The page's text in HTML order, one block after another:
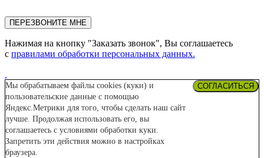
ПЕРЕЗВОНИТЕ МНЕ
Нажимая на кнопку "Заказать звонок", Вы соглашаетесь
с правилами обработки персональных данных.
Мы обрабатываем файлы cookies (куки) и
пользовательские данные с помощью
Яндекс.Метрики для того, чтобы сделать наш сайт
лучше. Продолжая использовать его, вы
соглашаетесь с условиями обработки куки.
Запретить эти действия можно в настройках
браузера.
СОГЛАСИТЬСЯ